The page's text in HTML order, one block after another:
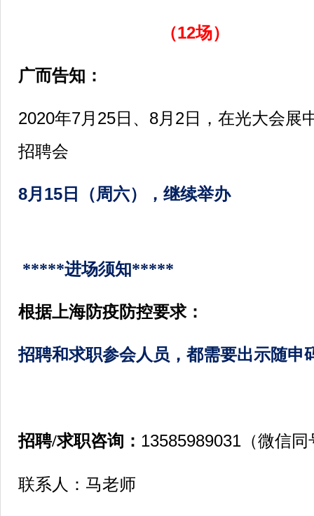
（12场）
广而告知：
2020年7月25日、8月2日，在光大会展
招聘会
8月15日（周六），继续举办
*****进场须知*****
根据上海防疫防控要求：
招聘和求职参会人员，都需要出示随申
招聘/求职咨询： 13585989031（微信同
联系人：马老师